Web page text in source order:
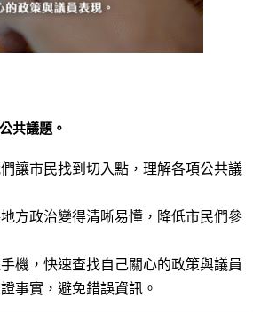
共議題。
讓市民找到切入點，理解各項公共議
方政治變得清晰易懂，降低市民們參
機，快速查找自己關心的政策與議員
事實，避免錯誤資訊。